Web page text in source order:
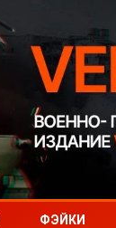
ФЭЙКИ